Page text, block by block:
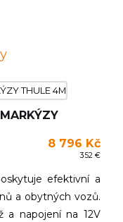
8 796 Kč
352 €
efektivní a
a obytných vozů.
a napojení na 12V